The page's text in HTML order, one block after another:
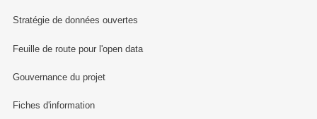
Stratégie de données ouvertes
Feuille de route pour l'open data
Gouvernance du projet
Fiches d'information